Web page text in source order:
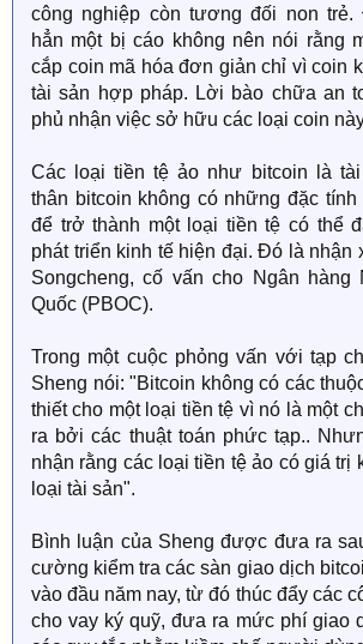
công nghiệp còn tương đối non
hẳn một bị cáo không nên nói rằng
cắp coin mã hóa đơn giản chỉ vì coin
tài sản hợp pháp. Lời bào chữa an
phủ nhận việc sở hữu các loại coin
Các loại tiền tệ ảo như bitcoin là
thân bitcoin không có những đặc
để trở thành một loại tiền tệ có thể
phát triển kinh tế hiện đại. Đó là nhận
Songcheng, cố vấn cho Ngân hàng
Quốc (PBOC).
Trong một cuộc phỏng vấn với tạp
Sheng nói: "Bitcoin không có các
thiết cho một loại tiền tệ vì nó là một
ra bởi các thuật toán phức tạp..
nhận rằng các loại tiền tệ ảo có giá trị
loại tài sản".
Bình luận của Sheng được đưa ra
cường kiểm tra các sàn giao dịch
vào đầu năm nay, từ đó thúc đẩy các
cho vay ký quỹ, đưa ra mức phí giao